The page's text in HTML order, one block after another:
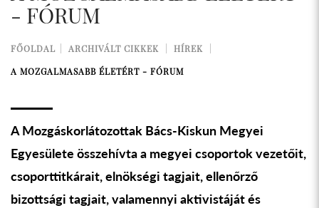
- FÓRUM
FŐOLDAL ARCHIVÁLT CIKKEK
HÍREK
A MOZGALMASABB ÉLETÉRT - FÓRUM
A Mozgáskorlátozottak Bács-Kiskun Megyei
Egyesülete összehívta a megyei csoportok vezetőit,
csoporttitkárait, elnökségi tagjait, ellenőrző
bizottsági tagjait, valamennyi aktivistáját és